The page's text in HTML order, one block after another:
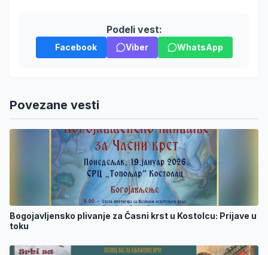
Podeli vest:
Facebook Viber WhatsApp
Povezane vesti
Bogojavljensko plivanje za Časni krst u Kostolcu: Prijave u
toku